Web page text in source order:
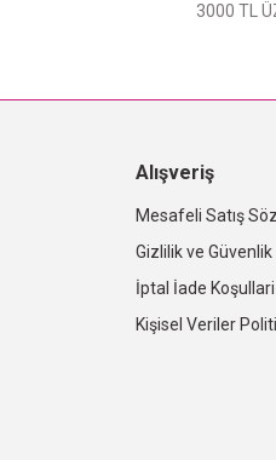
3000 TL
Alışveriş
Mesafeli Satış
Gizlilik ve Güvenlik
İptal İade Koşullari
Kişisel Veriler